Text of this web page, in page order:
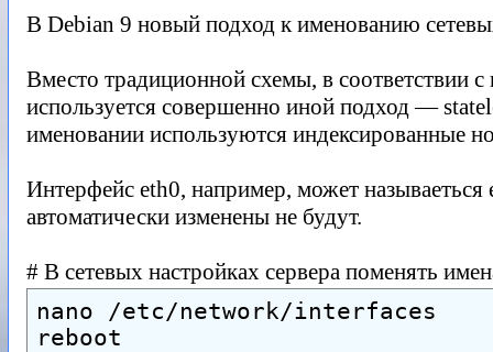
В Debian 9 новый подход к именованию
Вместо традиционной схемы, в соответствии
используется совершенно иной подход —
именовании используются индексированные
Интерфейс eth0, например, может
автоматически изменены не будут.
# В сетевых настройках сервера поменять
nano /etc/network/interfaces
reboot